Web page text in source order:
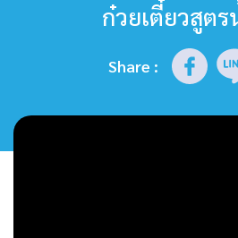
รายการย้อนหลัง
ก๋วยเตี๋ยวสูต
Share :